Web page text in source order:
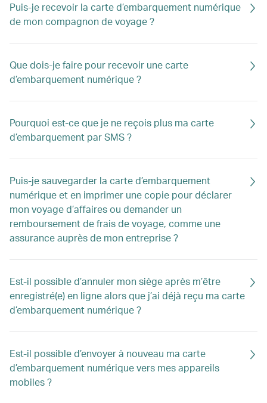
Puis-je recevoir la carte d’embarquement numérique
de mon compagnon de voyage ?
Que dois-je faire pour recevoir une carte
d’embarquement numérique ?
Pourquoi est-ce que je ne reçois plus ma carte
d’embarquement par SMS ?
Puis-je sauvegarder la carte d’embarquement
numérique et en imprimer une copie pour déclarer
mon voyage d’affaires ou demander un
remboursement de frais de voyage, comme une
assurance auprès de mon entreprise ?
Est-il possible d’annuler mon siège après m’être
enregistré(e) en ligne alors que j’ai déjà reçu ma carte
d’embarquement numérique ?
Est-il possible d’envoyer à nouveau ma carte
d’embarquement numérique vers mes appareils
mobiles ?